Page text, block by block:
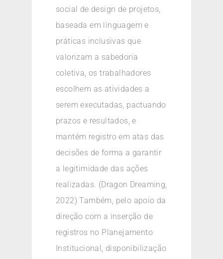
social de design de projetos,
baseada em linguagem e
práticas inclusivas que
valorizam a sabedoria
coletiva, os trabalhadores
escolhem as atividades a
serem executadas, pactuando
prazos e resultados, e
mantém registro em atas das
decisões de forma a garantir
a legitimidade das ações
realizadas. (Dragon Dreaming,
2022) Também, pelo apoio da
direção com a inserção de
registros no Planejamento
Institucional, disponibilização